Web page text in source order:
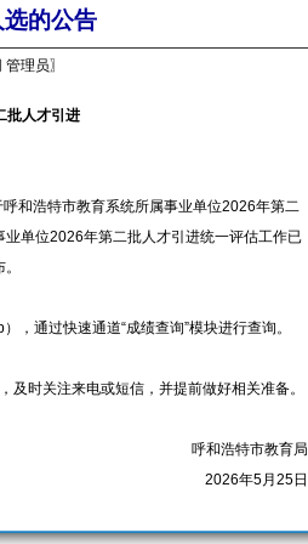
的公告
理员〗
批人才引进
和浩特市教育系统所属事业单位2026年第二
单位2026年第二批人才引进统一评估工作已
通过快速通道“成绩查询”模块进行查询。
时关注来电或短信，并提前做好相关准备。
呼和浩特市教育局
2026年5月25日